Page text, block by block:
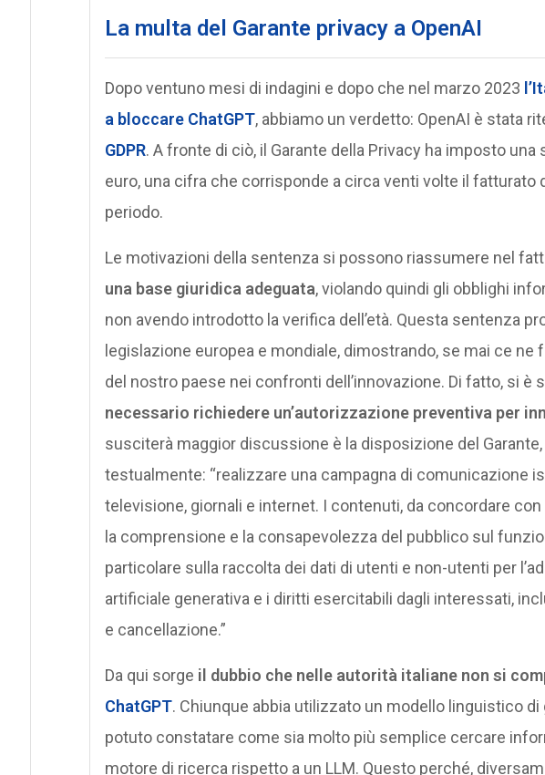
La multa del Garante privacy a OpenAI
Dopo ventuno mesi di indagini e dopo che nel marzo 2023
a bloccare ChatGPT, abbiamo un verdetto: OpenAI è stata
GDPR. A fronte di ciò, il Garante della Privacy ha imposto
euro, una cifra che corrisponde a circa venti volte il fatturato
periodo.
Le motivazioni della sentenza si possono riassumere nel
una base giuridica adeguata, violando quindi gli obblighi
non avendo introdotto la verifica dell’età. Questa sentenza
legislazione europea e mondiale, dimostrando, se mai ce
del nostro paese nei confronti dell’innovazione. Di fatto, si è
necessario richiedere un’autorizzazione preventiva per
susciterà maggior discussione è la disposizione del
testualmente: “realizzare una campagna di comunicazione
televisione, giornali e internet. I contenuti, da concordare con
la comprensione e la consapevolezza del pubblico sul
particolare sulla raccolta dei dati di utenti e non-utenti per
artificiale generativa e i diritti esercitabili dagli interessati,
e cancellazione.”
Da qui sorge il dubbio che nelle autorità italiane non si
ChatGPT. Chiunque abbia utilizzato un modello linguistico
potuto constatare come sia molto più semplice cercare
motore di ricerca rispetto a un LLM. Questo perché,